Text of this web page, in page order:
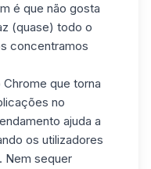
é que não gosta
(quase) todo o
concentramos
que torna
no
ajuda a
os utilizadores
Nem sequer